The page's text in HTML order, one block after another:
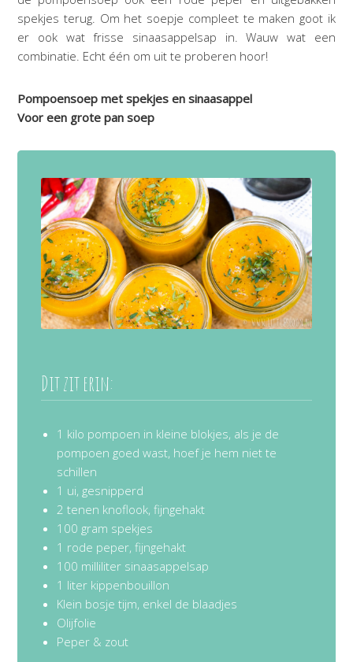
spekjes terug. Om het soepje compleet te maken goot ik
er ook wat frisse sinaasappelsap in. Wauw wat een
combinatie. Echt één om uit te proberen hoor!
Pompoensoep met spekjes en sinaasappel
Voor een grote pan soep
Dit zit erin:
1 kilo pompoen in kleine blokjes, als je de
pompoen goed wast, hoef je hem niet te
schillen
1 ui, gesnipperd
2 tenen knoflook, fijngehakt
100 gram spekjes
1 rode peper, fijngehakt
100 milliliter sinaasappelsap
1 liter kippenbouillon
Klein bosje tijm, enkel de blaadjes
Olijfolie
Peper & zout